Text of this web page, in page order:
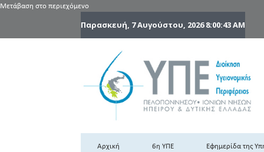
Μετάβαση στο περιεχόμενο
Παρασκευή, 7 Αυγούστου, 20268:00:44 AM
Αρχική 6η ΥΠΕ Εφημερίδα της